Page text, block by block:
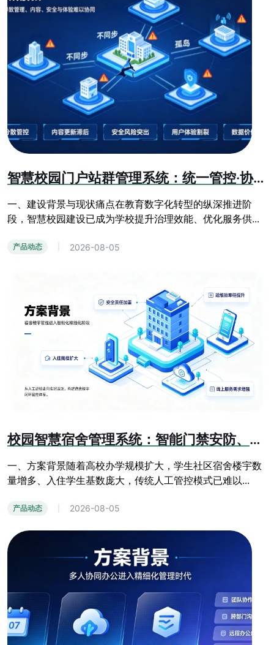
智慧校园门户站群管理系统：统一管控·协同共享·安全可控·数据赋能方案
一、建设背景与现状痛点在教育数字化转型的纵深推进阶
段，智慧校园建设已成为学校提升治理效能、优化服务供...
产品动态 2026-08-05
校园智慧宿舍管理系统：智能门禁安防、线上报修、人员信息化管控方案
一、方案背景随着高校办学规模扩大，学生社区宿舍楼宇数
量增多、入住学生基数庞大，传统人工管控模式已难以...
产品动态 2026-08-05